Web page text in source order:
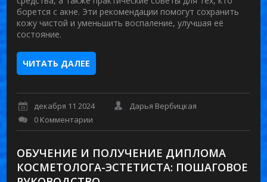
борется с акне. Эти рекомендации помогут сохранить
кожу чистой и уменьшить воспаление, улучшая её
состояние.
ЧИТАТЬ ДАЛЕЕ
декабря 11 2024
Дарья Вербицкая
0 Комментарии
ОБУЧЕНИЕ И ПОЛУЧЕНИЕ ДИПЛОМА
КОСМЕТОЛОГА-ЭСТЕТИСТА: ПОШАГОВОЕ